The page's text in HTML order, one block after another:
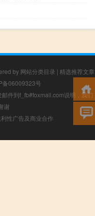
by 网站分类目录 | 精选推荐文章
备06009323号
件到f_fb#foxmail.com说明，我们
谢
性广告及商业合作